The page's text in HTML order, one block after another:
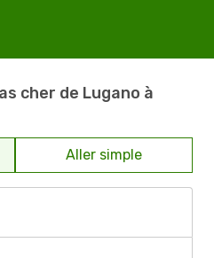
cher de Lugano à
Aller simple